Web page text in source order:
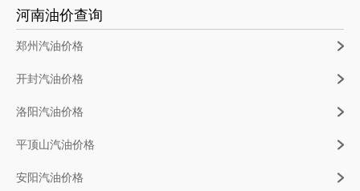
河南油价查询
郑州汽油价格
开封汽油价格
洛阳汽油价格
平顶山汽油价格
安阳汽油价格